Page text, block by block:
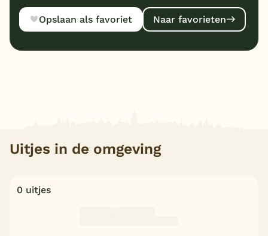
Opslaan als favoriet Naar favorieten
Uitjes in de omgeving
0 uitjes